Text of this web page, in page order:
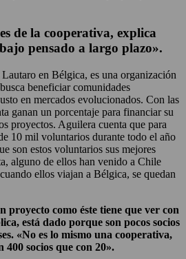
de la cooperativa, explica
pensado a largo plazo».
en Bélgica, es una organización
beneficiar comunidades
en mercados evolucionados. Con las
ganan un porcentaje para financiar su
proyectos. Aguilera cuenta que para
10 mil voluntarios durante todo el año
son estos voluntarios sus mejores
alguno de ellos han venido a Chile
ellos viajan a Bélgica, se quedan
proyecto como éste tiene que ver con
está dado porque son pocos socios
«No es lo mismo una cooperativa,
400 socios que con 20».